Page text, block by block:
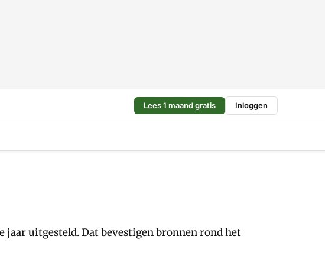
Lees 1 maand gratis Inloggen
uitgesteld. Dat bevestigen bronnen rond het